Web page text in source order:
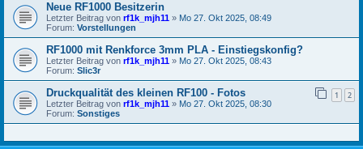
Neue RF1000 Besitzerin
Letzter Beitrag von rf1k_mjh11 » Mo 27. Okt 2025, 08:49
Forum: Vorstellungen
RF1000 mit Renkforce 3mm PLA - Einstiegskonfig?
Letzter Beitrag von rf1k_mjh11 » Mo 27. Okt 2025, 08:43
Forum: Slic3r
Druckqualität des kleinen RF100 - Fotos 1 2
Letzter Beitrag von rf1k_mjh11 » Mo 27. Okt 2025, 08:30
Forum: Sonstiges